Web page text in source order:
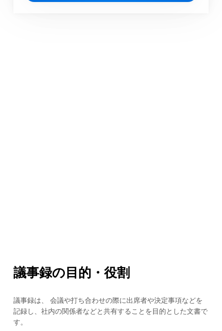
議事録の目的・役割
議事録は、 会議や打ち合わせの際に出席者や決定事項などを
記録し、社内の関係者などと共有することを目的とした文書で
す。